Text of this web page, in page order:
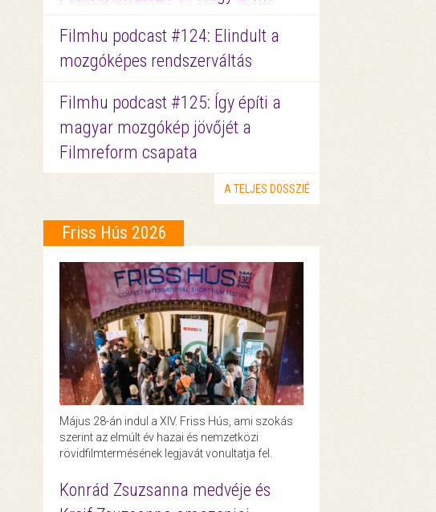
Filmhu podcast #124: Elindult a
mozgóképes rendszerváltás
Filmhu podcast #125: Így építi a
magyar mozgókép jövőjét a
Filmreform csapata
A TELJES DOSSZIÉ
Friss Hús 2026
Május 28-án indul a XIV. Friss Hús, ami szokás
szerint az elmúlt év hazai és nemzetközi
rövidfilmtermésének legjavát vonultatja fel.
Konrád Zsuzsanna medvéje és